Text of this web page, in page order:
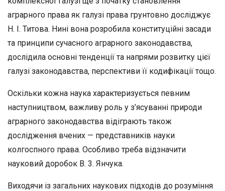
аграрного права як галузі права грун­товно досліджує
Н. І. Титова. Нині вона розробила конституційні засади
та принципи сучасного аграрного законодавства,
дослідила основні тенденції та напрями розвитку цієї
галузі законодавства, перспективи її кодифікації тощо.
Оскільки кожна наука характеризується певним
наступництвом, важливу роль у з’ясуванні природи
аграрного законодавства відігра­ють також
дослідження вчених — представників науки
колгоспного права. Особливо треба відзначити
науковий доробок В. 3. Янчука.
Виходячи із загальних наукових підходів до розуміння